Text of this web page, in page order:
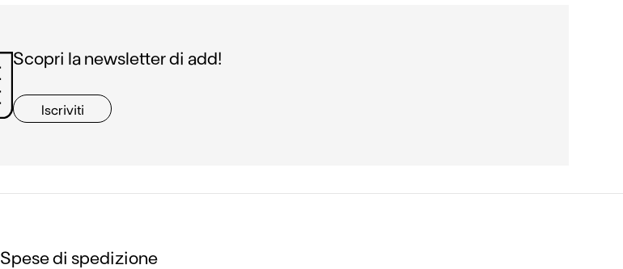
Scopri la newsletter di add!
Iscriviti
Spese di spedizione